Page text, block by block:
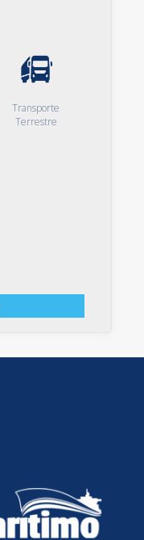
Transporte
Terrestre